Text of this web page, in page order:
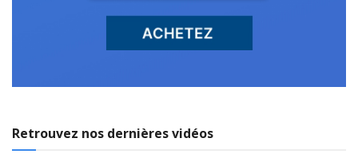
Retrouvez nos dernières vidéos